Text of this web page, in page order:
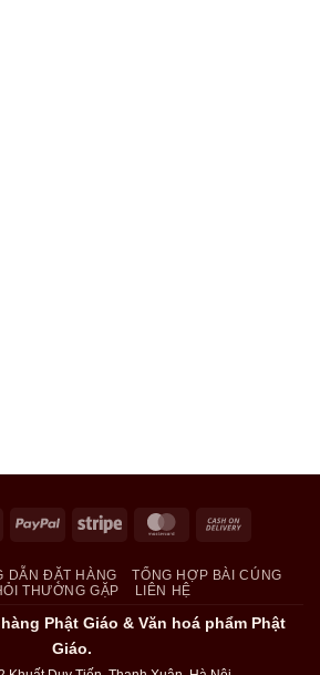
Visa PayPal Stripe MasterCard
Delivery
DẪN ĐẶT HÀNG
TỔNG HỢP BÀI CÚNG
THƯỜNG GẶP
LIÊN HỆ
Phật Giáo & Văn hoá phẩm Phật
Giáo.